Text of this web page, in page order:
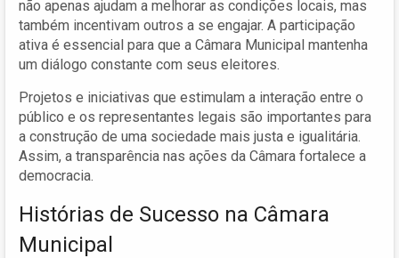
não apenas ajudam a melhorar as condições locais, mas
também incentivam outros a se engajar. A participação
ativa é essencial para que a Câmara Municipal mantenha
um diálogo constante com seus eleitores.
Projetos e iniciativas que estimulam a interação entre o
público e os representantes legais são importantes para
a construção de uma sociedade mais justa e igualitária.
Assim, a transparência nas ações da Câmara fortalece a
democracia.
Histórias de Sucesso na Câmara
Municipal